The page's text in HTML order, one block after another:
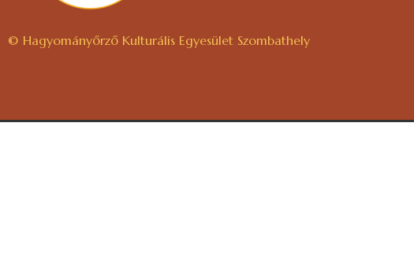
© Hagyományőrző Kulturális Egyesület Szombathely